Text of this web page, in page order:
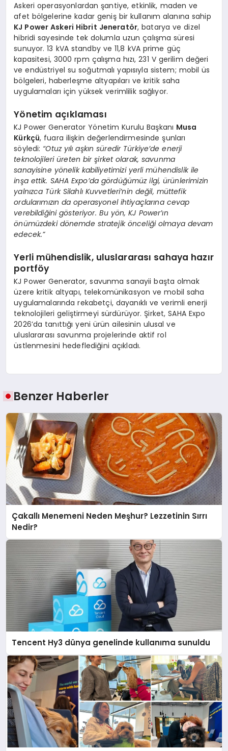
Askeri operasyonlardan şantiye, etkinlik, maden ve
afet bölgelerine kadar geniş bir kullanım alanına sahip
KJ Power Askeri Hibrit Jeneratör, batarya ve dizel
hibridi sayesinde tek dolumla uzun çalışma süresi
sunuyor. 13 kVA standby ve 11,8 kVA prime güç
kapasitesi, 3000 rpm çalışma hızı, 231 V gerilim değeri
ve endüstriyel su soğutmalı yapısıyla sistem; mobil üs
bölgeleri, haberleşme altyapıları ve kritik saha
uygulamaları için yüksek verimlilik sağlıyor.
Yönetim açıklaması
KJ Power Generator Yönetim Kurulu Başkanı Musa
Kürkçü, fuara ilişkin değerlendirmesinde şunları
söyledi: “Otuz yılı aşkın süredir Türkiye’de enerji
teknolojileri üreten bir şirket olarak, savunma
sanayisine yönelik kabiliyetimizi yerli mühendislik ile
inşa ettik. SAHA Expo’da gördüğümüz ilgi, ürünlerimizin
yalnızca Türk Silahlı Kuvvetleri’nin değil, müttefik
ordularımızın da operasyonel ihtiyaçlarına cevap
verebildiğini gösteriyor. Bu yön, KJ Power’ın
önümüzdeki dönemde stratejik önceliği olmaya devam
edecek.”
Yerli mühendislik, uluslararası sahaya hazır
portföy
KJ Power Generator, savunma sanayii başta olmak
üzere kritik altyapı, telekomünikasyon ve mobil saha
uygulamalarında rekabetçi, dayanıklı ve verimli enerji
teknolojileri geliştirmeyi sürdürüyor. Şirket, SAHA Expo
2026’da tanıttığı yeni ürün ailesinin ulusal ve
uluslararası savunma projelerinde aktif rol
üstlenmesini hedeflediğini açıkladı.
Benzer Haberler
Çakallı Menemeni Neden Meşhur? Lezzetinin Sırrı
Nedir?
Tencent Hy3 dünya genelinde kullanıma sunuldu